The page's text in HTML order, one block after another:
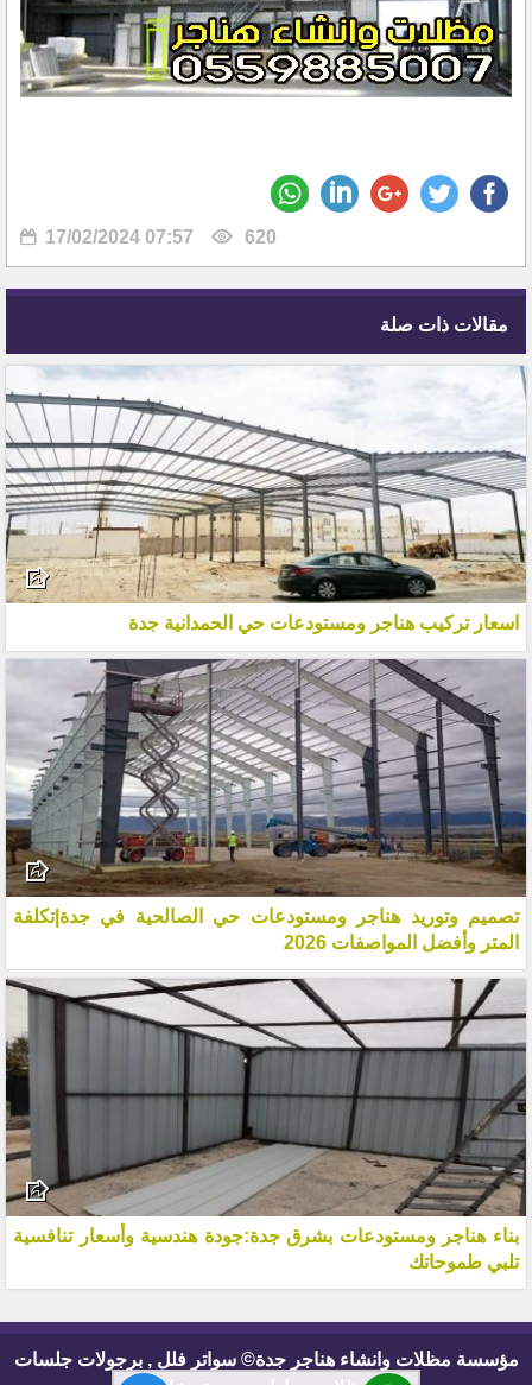
17/02/2024 07:57 620
مقالات ذات صلة
اسعار تركيب هناجر ومستودعات حي الحمدانية جدة
تصميم وتوريد هناجر ومستودعات حي الصالحية في جدة|تكلفة
المتر وأفضل المواصفات 2026
بناء هناجر ومستودعات بشرق جدة:جودة هندسية وأسعار تنافسية
تلبي طموحاتك
مؤسسة مظلات وانشاء هناجر جدة© سواتر فلل , برجولات جلسات